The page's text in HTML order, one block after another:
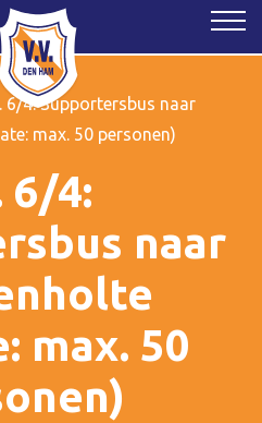
6/4: Supportersbus naar
max. 50 personen)
6/4:
naar
max. 50